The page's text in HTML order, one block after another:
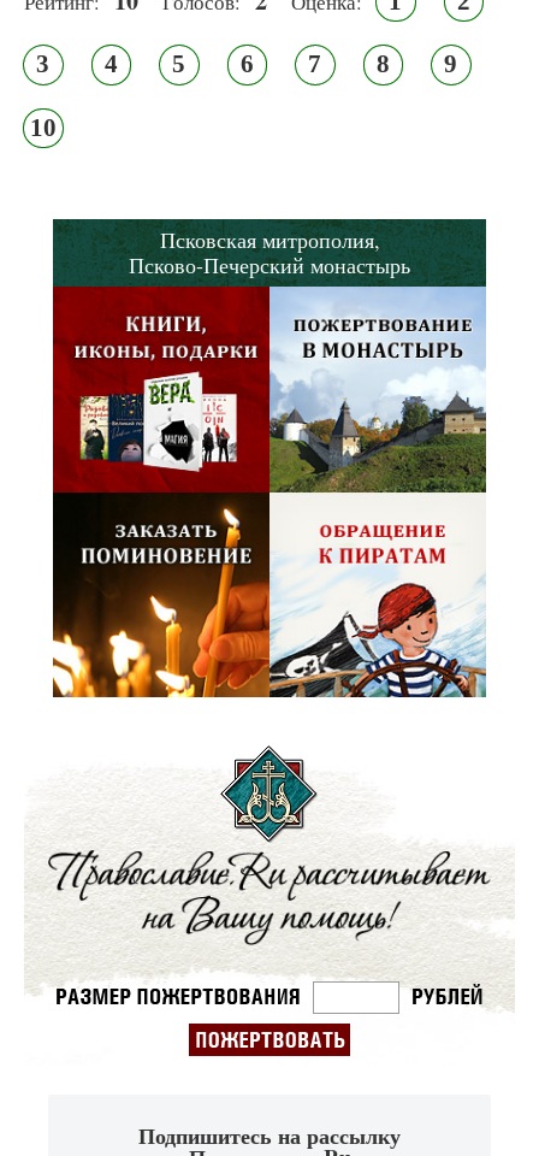
3 4 5 6 7 8 9
10
Псковская митрополия,
Псково-Печерский монастырь
Подпишитесь на рассылку